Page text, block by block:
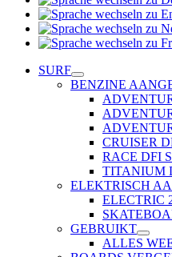
SURF
BENZINE
CRUISER
RACE DFI
TITANIUM
ELEKTRISCH
ELECTRIC
GEBRUIKT
ALLES